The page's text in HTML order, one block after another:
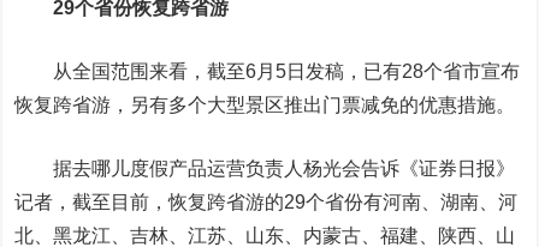
29个省份恢复跨省游
从全国范围来看，截至6月5日发稿，已有28个省市宣布
恢复跨省游，另有多个大型景区推出门票减免的优惠措施。
据去哪儿度假产品运营负责人杨光会告诉《证券日报》
记者，截至目前，恢复跨省游的29个省份有河南、湖南、河
北、黑龙江、吉林、江苏、山东、内蒙古、福建、陕西、山